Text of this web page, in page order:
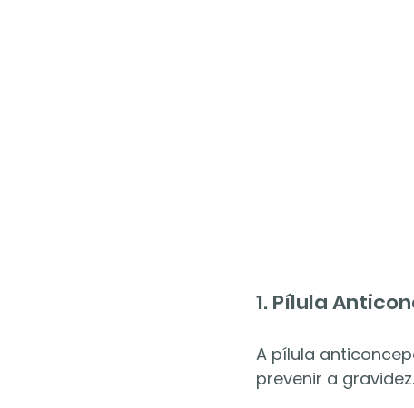
1. Pílula
A pílula
prevenir a gravidez.